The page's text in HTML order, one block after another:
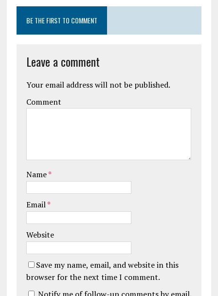
BE THE FIRST TO COMMENT
Leave a comment
Your email address will not be published.
Comment
Name*
Email*
Website
Save my name, email, and website in this
browser for the next time I comment.